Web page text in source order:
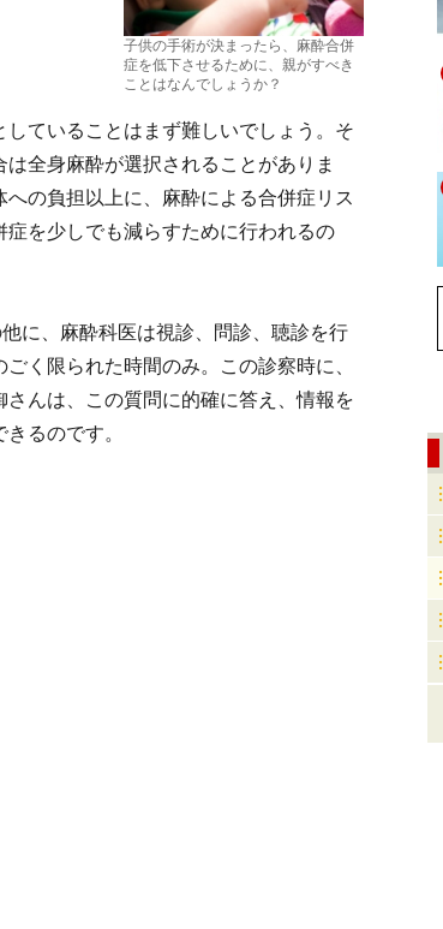
子供の手術が決まったら、麻酔合併
症を低下させるために、親がすべき
ことはなんでしょうか？
ていることはまず難しいでしょう。そ
全身麻酔が選択されることがありま
の負担以上に、麻酔による合併症リス
を少しでも減らすために行われるの
に、麻酔科医は視診、問診、聴診を行
く限られた時間のみ。この診察時に、
んは、この質問に的確に答え、情報を
るのです。